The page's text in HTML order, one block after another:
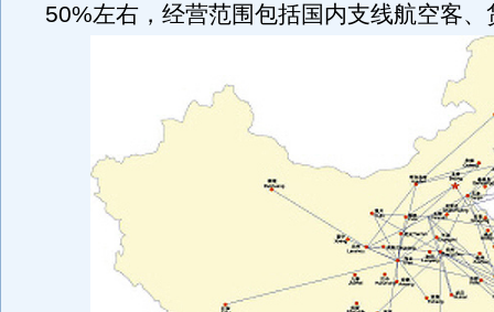
50%左右，经营范围包括国内支线航空客、